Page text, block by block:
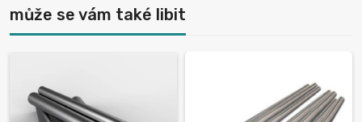
může se vám také libit